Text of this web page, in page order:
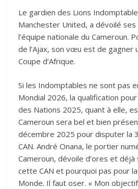
Le gardien des Lions
Manchester United, a dévoilé
l’équipe nationale du Cameroun.
de l’Ajax, son vœu est de gagner
Coupe d’Afrique.
Si les Indomptables ne sont pas
Mondial 2026, la qualification pour
des Nations 2025, quant à elle,
Cameroun sera bel et bien
décembre 2025 pour disputer la
CAN. André Onana, le portier
Cameroun, dévoile d’ores et
cette CAN et pourquoi pas pour
Monde. Il faut oser. « Mon